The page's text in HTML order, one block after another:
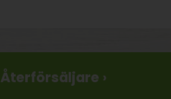
Återförsäljare ›